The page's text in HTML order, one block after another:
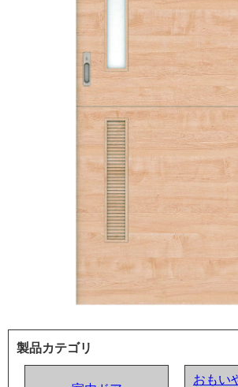
製品カテゴリ
おもい